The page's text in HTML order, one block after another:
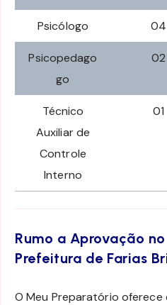
Psicólogo 04
Psicopedago
go
02
Técnico
Auxiliar de
Controle
Interno
01
Rumo a Aprovação
Prefeitura de Farias
O Meu Preparatório